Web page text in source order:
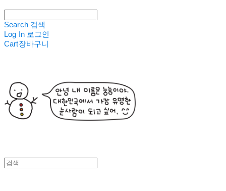
Search 검색
Log In 로그인
Cart장바구니